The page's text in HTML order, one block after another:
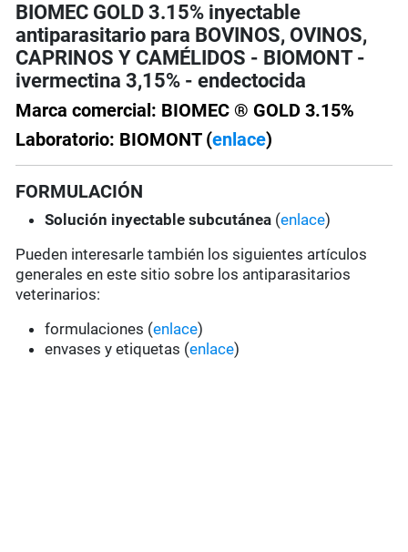
BIOMEC GOLD 3.15% inyectable
antiparasitario para BOVINOS, OVINOS,
CAPRINOS Y CAMÉLIDOS - BIOMONT -
ivermectina 3,15% - endectocida
Marca comercial: BIOMEC ® GOLD 3.15%
Laboratorio: BIOMONT (enlace)
FORMULACIÓN
Solución inyectable subcutánea (enlace)
Pueden interesarle también los siguientes artículos
generales en este sitio sobre los antiparasitarios
veterinarios:
formulaciones (enlace)
envases y etiquetas (enlace)